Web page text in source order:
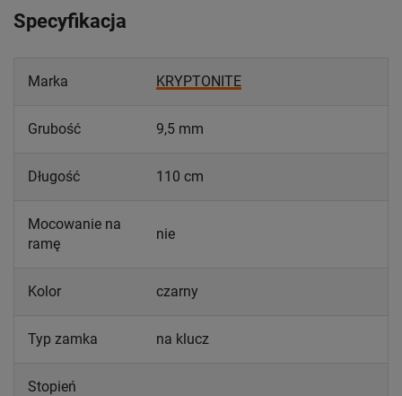
Specyfikacja
Marka KRYPTONITE
Grubość 9,5 mm
Długość 110 cm
Mocowanie na
ramę
nie
Kolor czarny
Typ zamka na klucz
Stopień